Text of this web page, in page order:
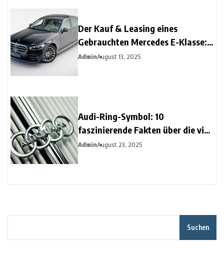
Der Kauf & Leasing eines
Gebrauchten Mercedes E-Klasse:
Tipps & Wartung für
AdminAugust 13, 2025
Audi-Ring-Symbol: 10
faszinierende Fakten über die vier
Ringe
AdminAugust 23, 2025
Suchen